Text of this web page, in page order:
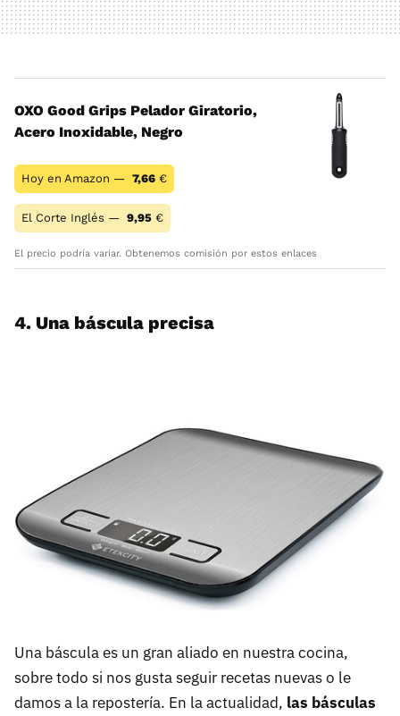
OXO Good Grips Pelador Giratorio,
Acero Inoxidable, Negro
Hoy en Amazon — 7,66 €
El Corte Inglés — 9,95 €
El precio podría variar. Obtenemos comisión por estos enlaces
4. Una báscula precisa
Una báscula es un gran aliado en nuestra cocina,
sobre todo si nos gusta seguir recetas nuevas o le
damos a la repostería. En la actualidad, las básculas